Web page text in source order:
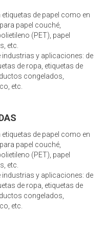
de papel como en
papel couché,
(PET), papel
etc.
industrias y aplicaciones: de
de ropa, etiquetas de
congelados,
etc.
de papel como en
papel couché,
(PET), papel
etc.
industrias y aplicaciones: de
de ropa, etiquetas de
congelados,
etc.